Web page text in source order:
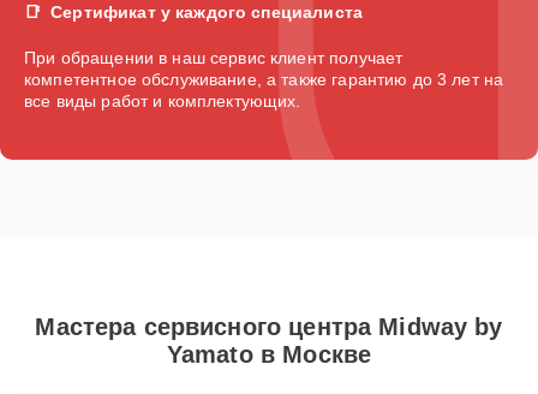
Сертификат у каждого специалиста
При обращении в наш сервис клиент получает
компетентное обслуживание, а также гарантию до 3 лет на
все виды работ и комплектующих.
Мастера сервисного центра Midway by
Yamato в Москве